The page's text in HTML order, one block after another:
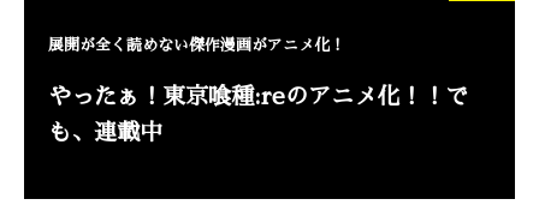
展開が全く読めない傑作漫画がアニメ化！
やったぁ！東京喰種:reのアニメ化！！で
も、連載中